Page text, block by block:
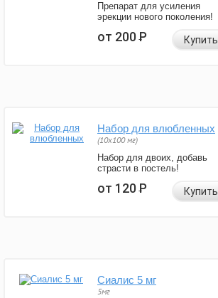
Препарат для усиления
эрекции нового поколения!
от 200Р Купить
Набор для влюбленных
(10х100 мг)
Набор для двоих, добавь
страсти в постель!
от 120Р Купить
Сиалис 5 мг
5мг